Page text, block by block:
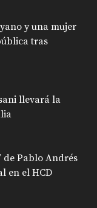
y una mujer
tras
llevará la
de Pablo Andrés
en el HCD